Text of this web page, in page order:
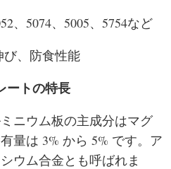
、5074、5005、5754など
、防食性能
ートの特長
ニウム板の主成分はマグ
量は 3% から 5% です。ア
ウム合金とも呼ばれま